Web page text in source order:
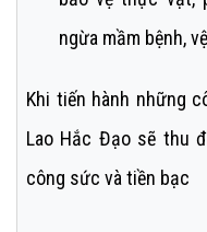
ngừa mầm bệnh,
Khi tiến hành những
Lao Hắc Đạo sẽ thu
công sức và tiền bạc